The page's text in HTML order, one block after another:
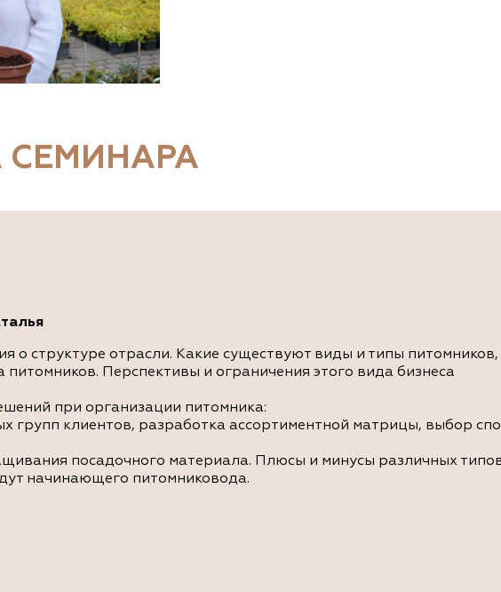
СЕМИНАРА
о структуре отрасли. Какие существуют виды и типы
питомников. Перспективы и ограничения этого вида бизнеса
при организации питомника:
групп клиентов, разработка ассортиментной матрицы, выбор
посадочного материала. Плюсы и минусы различных
начинающего питомниковода.